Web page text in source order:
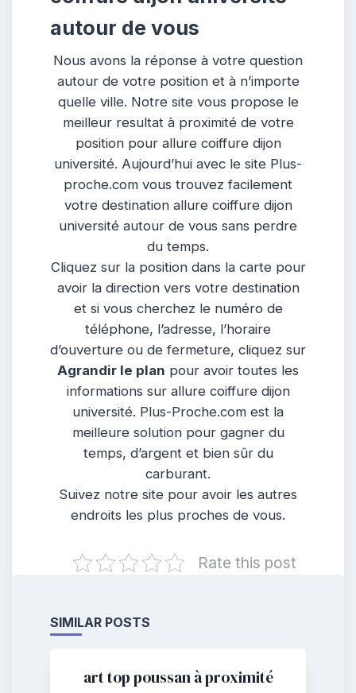
autour de vous
Nous avons la réponse à votre question
autour de votre position et à n’importe
quelle ville. Notre site vous propose le
meilleur resultat à proximité de votre
position pour allure coiffure dijon
université. Aujourd’hui avec le site Plus-
proche.com vous trouvez facilement
votre destination allure coiffure dijon
université autour de vous sans perdre
du temps.
Cliquez sur la position dans la carte pour
avoir la direction vers votre destination
et si vous cherchez le numéro de
téléphone, l’adresse, l’horaire
d’ouverture ou de fermeture, cliquez sur
Agrandir le plan pour avoir toutes les
informations sur allure coiffure dijon
université. Plus-Proche.com est la
meilleure solution pour gagner du
temps, d’argent et bien sûr du
carburant.
Suivez notre site pour avoir les autres
endroits les plus proches de vous.
Rate this post
SIMILAR POSTS
art top poussan à proximité